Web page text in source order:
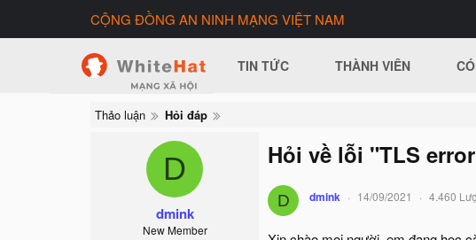
CỘNG ĐỒNG AN NINH MẠNG VIỆT NAM
TIN TỨC THÀNH VIÊN
Thảo luận Hỏi đáp
D
dmink
New Member
Hỏi về lỗi "TLS
D dmink 14/09/2021 4.460